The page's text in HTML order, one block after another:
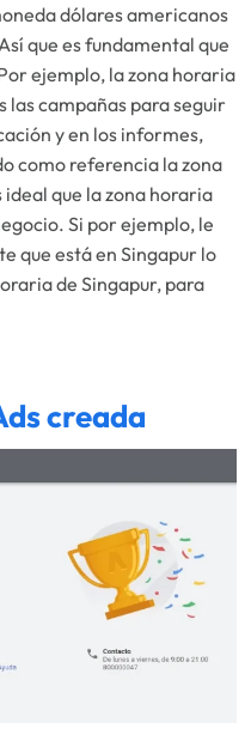
dólares americanos
que es fundamental que
ejemplo, la zona horaria
las campañas para seguir
y en los informes,
como referencia la zona
que la zona horaria
Si por ejemplo, le
que está en Singapur lo
de Singapur, para
creada